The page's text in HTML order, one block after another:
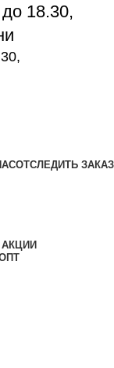
18.30,
ОТСЛЕДИТЬ ЗАКАЗ
АКЦИИ